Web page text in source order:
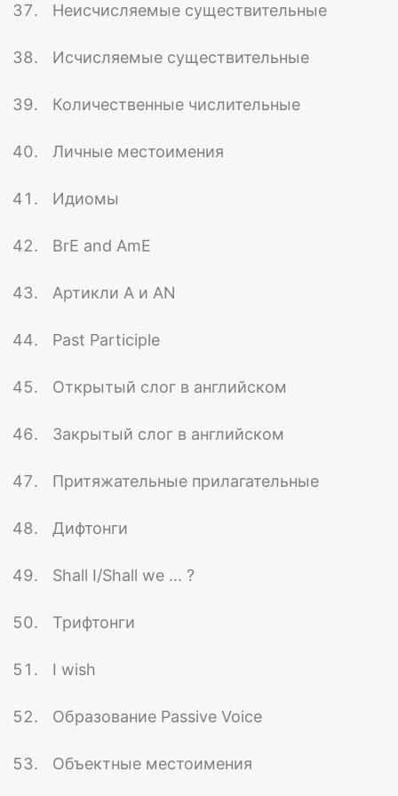
Неисчисляемые существительные
Исчисляемые существительные
Количественные числительные
Личные местоимения
Идиомы
BrE and AmE
Артикли A и AN
Past Participle
Открытый слог в английском
Закрытый слог в английском
Притяжательные прилагательные
Дифтонги
Shall I/Shall we ... ?
Трифтонги
I wish
Образование Passive Voice
Объектные местоимения